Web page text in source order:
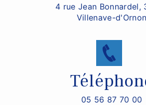
4 rue Jean Bonnardel,
Villenave-d'Ornon
05 56 87 70 00